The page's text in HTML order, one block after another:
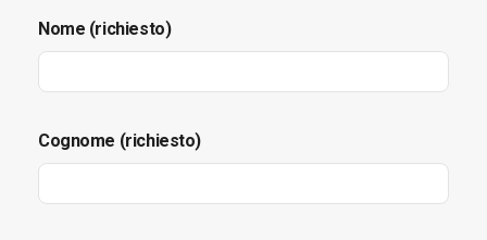
Nome (richiesto)
Cognome (richiesto)